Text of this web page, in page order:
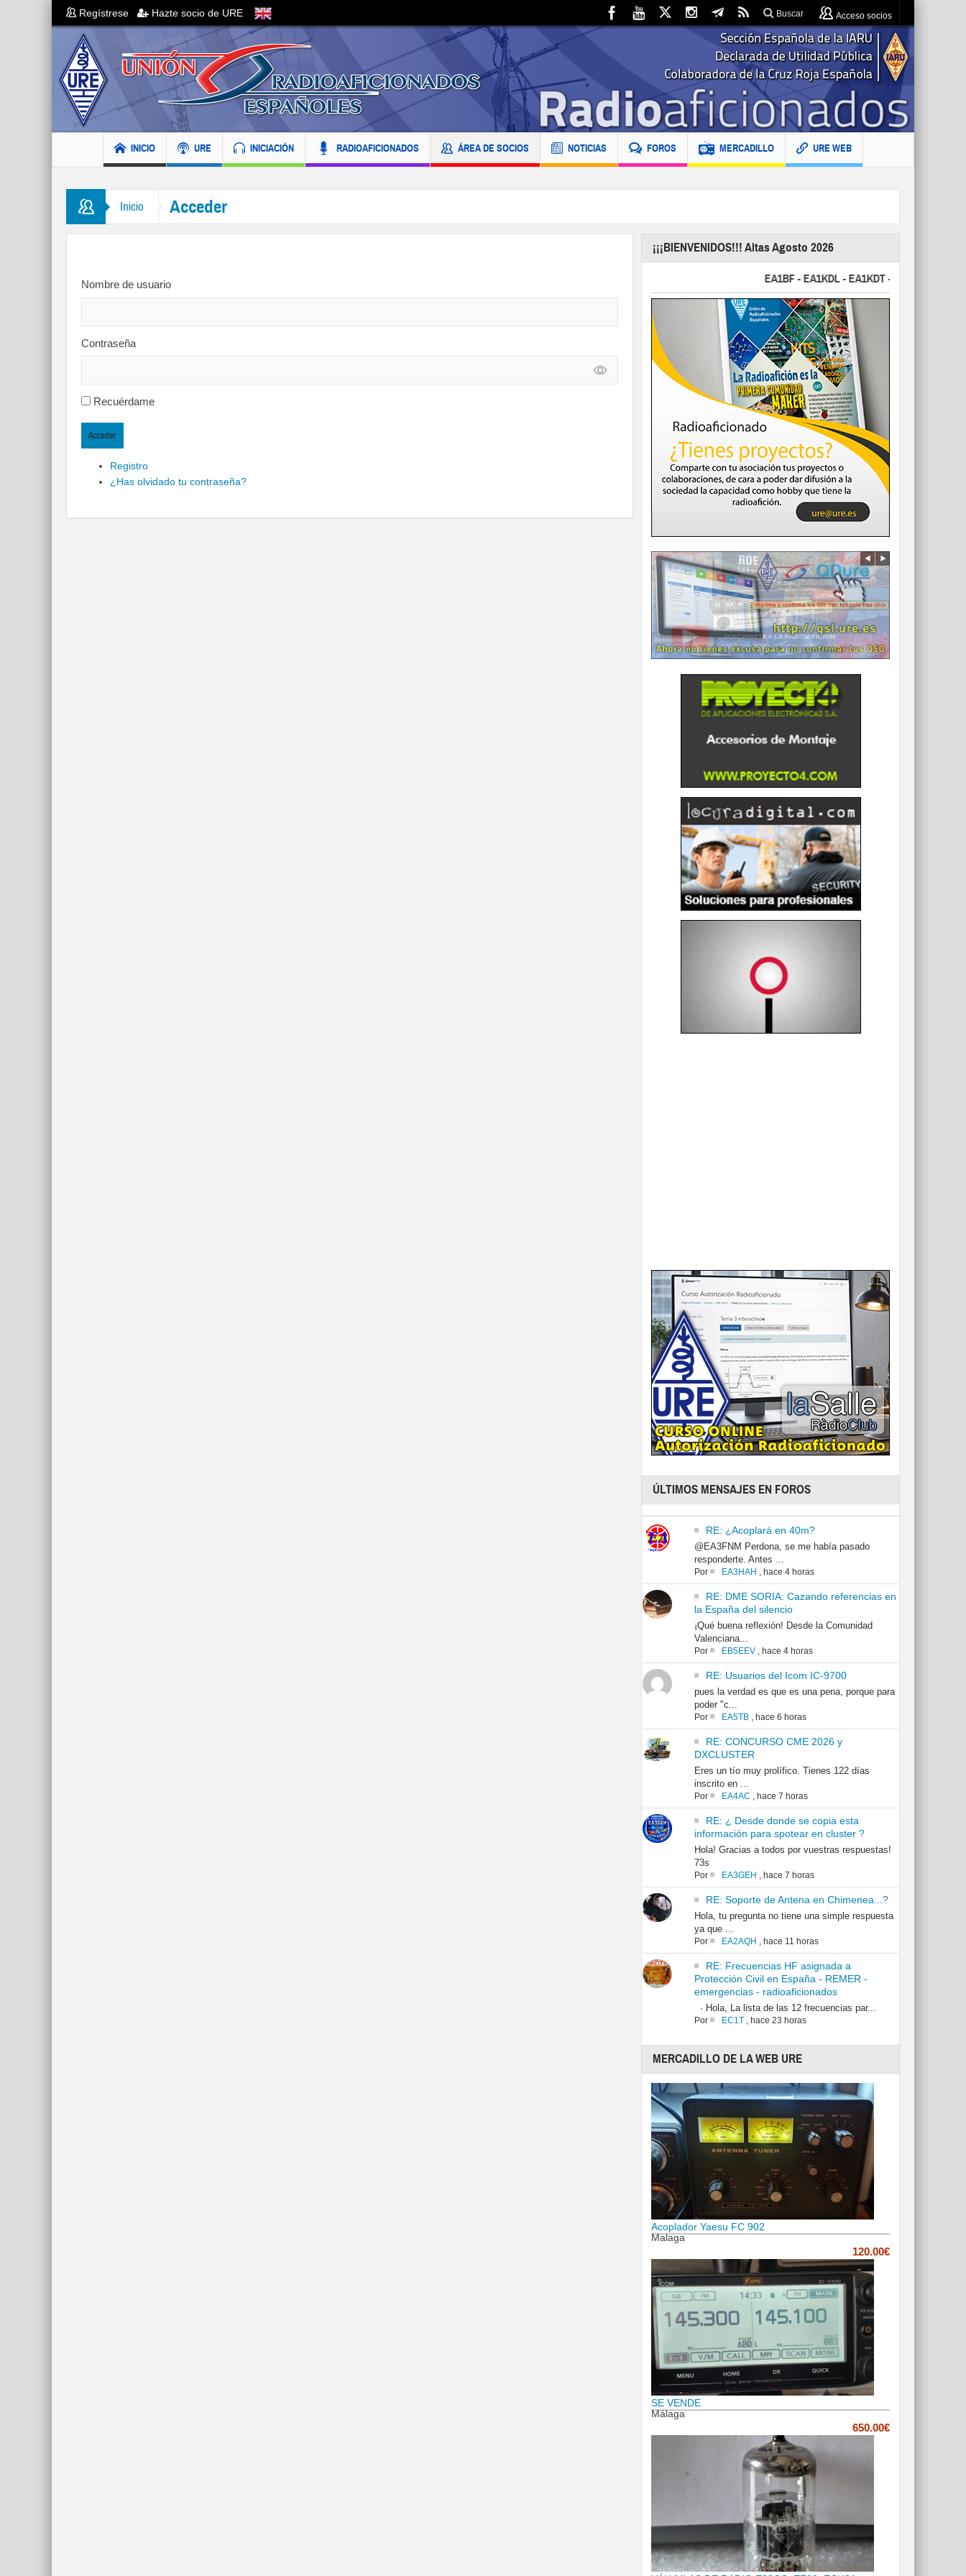
Regístrese Hazte socio de URE Buscar Acceso socios
INICIO URE INICIACIÓN RADIOAFICIONADOS ÁREA DE SOCIOS NOTICIAS FOROS MERCADILLO URE WEB
Inicio Acceder
Nombre de usuario
Contraseña
Recuérdame
Acceder
Registro
¿Has olvidado tu contraseña?
¡¡¡BIENVENIDOS!!! Altas Agosto 2026
EA1BF - EA1KDL - EA1KDT - EA2FBJ - EA2FJU -
ÚLTIMOS MENSAJES EN FOROS
RE: ¿Acoplará en 40m?
@EA3FNM Perdona, se me había pasado
responderte. Antes ...
Por EA3HAH , hace 4 horas
RE: DME SORIA: Cazando referencias en
la España del silencio
¡Qué buena reflexión! Desde la Comunidad
Valenciana...
Por EB5EEV, hace 4 horas
RE: Usuarios del Icom IC-9700
pues la verdad es que es una pena, porque para
poder "c...
Por EA5TB, hace 6 horas
RE: CONCURSO CME 2026 y
DXCLUSTER
Eres un tío muy prolífico. Tienes 122 días
inscrito en ...
Por EA4AC , hace 7 horas
RE: ¿ Desde donde se copia esta
información para spotear en cluster ?
Hola! Gracias a todos por vuestras respuestas!
73s
Por EA3GEH , hace 7 horas
RE: Soporte de Antena en Chimenea...?
Hola, tu pregunta no tiene una simple respuesta
ya que ...
Por EA2AQH , hace 11 horas
RE: Frecuencias HF asignada a
Protección Civil en España - REMER -
emergencias - radioaficionados
· Hola, La lista de las 12 frecuencias par...
Por EC1T, hace 23 horas
MERCADILLO DE LA WEB URE
Acoplador Yaesu FC 902
Malaga
120.00€
SE VENDE
Málaga
650.00€